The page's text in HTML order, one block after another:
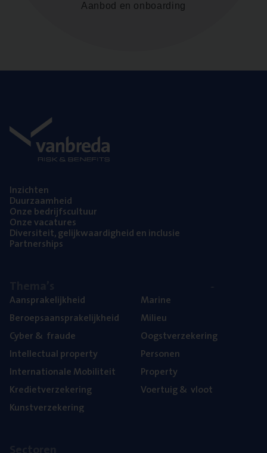
Aanbod en onboarding
Inzich­ten
Duur­zaam­heid
Onze bedrijfs­cul­tuur
Onze vaca­tu­res
Diver­si­teit, gelijk­waar­dig­heid en inclusie
Part­ner­ships
Aan­spra­ke­lijk­heid
Beroeps­aan­spra­ke­lijk­heid
Cyber& fraude
Intel­lec­tu­al property
Inter­na­ti­o­na­le Mobiliteit
Kre­diet­ver­ze­ke­ring
Kunst­ver­ze­ke­ring
Mari­ne
Mili­eu
Oogst­ver­ze­ke­ring
Per­so­nen
Pro­per­ty
Voer­tuig& vloot